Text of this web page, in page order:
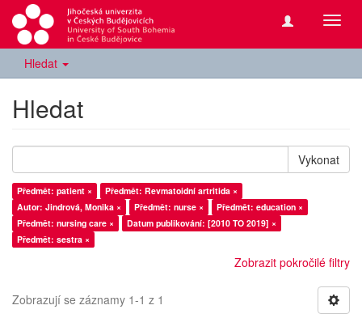
Hledat
Hledat
Vykonat
Předmět: patient ×
Předmět: Revmatoidní artritida ×
Autor: Jindrová, Monika ×
Předmět: nurse ×
Předmět: education ×
Předmět: nursing care ×
Datum publikování: [2010 TO 2019] ×
Předmět: sestra ×
Zobrazit pokročilé filtry
Zobrazují se záznamy 1-1 z 1